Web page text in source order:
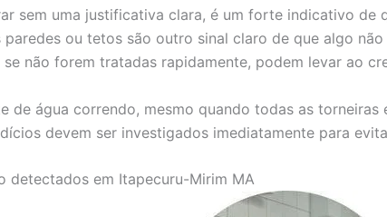
sem uma justificativa clara, é um forte indicativo
paredes ou tetos são outro sinal claro de que algo
não forem tratadas rapidamente, podem levar ao
de água correndo, mesmo quando todas as
devem ser investigados imediatamente para
detectados em Itapecuru-Mirim MA